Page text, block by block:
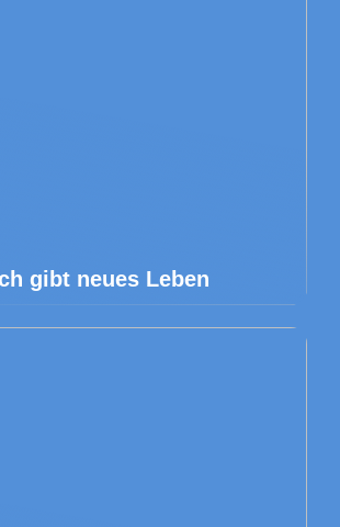
gibt neues Leben